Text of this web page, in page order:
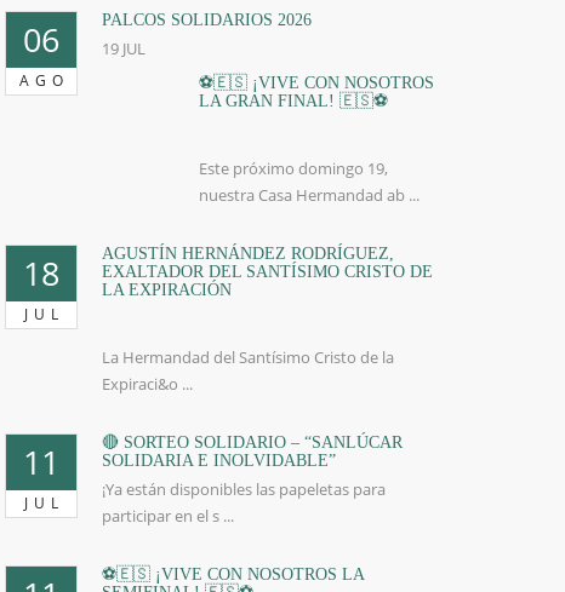
06
AGO
PALCOS SOLIDARIOS 2026
19 JUL
⚽🇪🇸 ¡VIVE CON NOSOTROS
LA GRAN FINAL! 🇪🇸⚽
Este próximo domingo 19,
nuestra Casa Hermandad ab ...
18
JUL
AGUSTÍN HERNÁNDEZ RODRÍGUEZ,
EXALTADOR DEL SANTÍSIMO CRISTO DE
LA EXPIRACIÓN
La Hermandad del Santísimo Cristo de la
Expiraci&o ...
11
JUL
🔴 SORTEO SOLIDARIO – “SANLÚCAR
SOLIDARIA E INOLVIDABLE”
¡Ya están disponibles las papeletas para
participar en el s ...
⚽🇪🇸 ¡VIVE CON NOSOTROS LA